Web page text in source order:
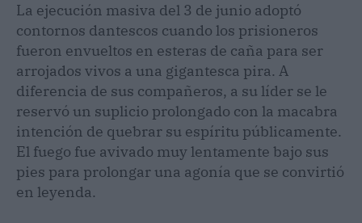
La ejecución masiva del 3 de junio adoptó
contornos dantescos cuando los prisioneros
fueron envueltos en esteras de caña para ser
arrojados vivos a una gigantesca pira. A
diferencia de sus compañeros, a su líder se le
reservó un suplicio prolongado con la macabra
intención de quebrar su espíritu públicamente.
El fuego fue avivado muy lentamente bajo sus
pies para prolongar una agonía que se convirtió
en leyenda.